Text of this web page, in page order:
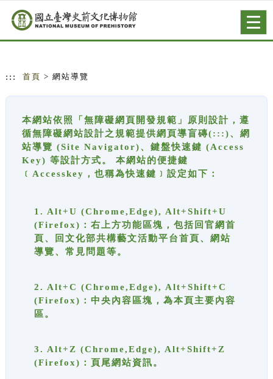
跳到主要內容
網站導覽
::: 首頁 > 網站導覽
本網站依照「無障礙網頁開發規範」原則設計，遵
循無障礙網站設計之規範提供網頁導盲磚(:::)、網
站導覽 (Site Navigator)、鍵盤快速鍵 (Access
Key) 等設計方式。 本網站的便捷鍵
﹝Accesskey，也稱為快速鍵﹞設定如下：
1. Alt+U (Chrome,Edge), Alt+Shift+U
(Firefox)：右上方功能區塊，包括回官網首
頁、回文化部共構藝文活動平台首頁、網站
導覽、常見問題等。
2. Alt+C (Chrome,Edge), Alt+Shift+C
(Firefox)：中央內容區塊，為本頁主要內容
區。
3. Alt+Z (Chrome,Edge), Alt+Shift+Z
(Firefox)：頁尾網站資訊。